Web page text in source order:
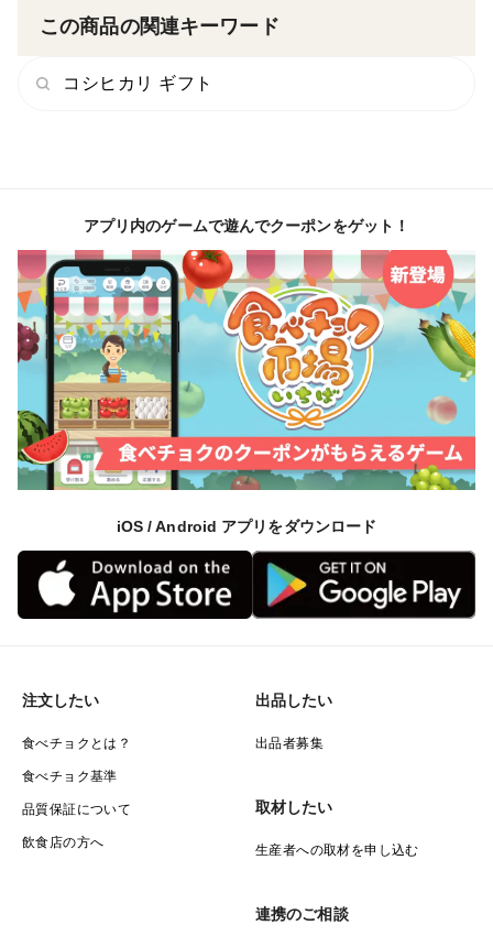
この商品の関連キーワード
コシヒカリ ギフト
アプリ内のゲームで遊んでクーポンをゲット！
iOS / Android アプリをダウンロード
注文したい
食べチョクとは？
食べチョク基準
品質保証について
飲食店の方へ
出品したい
出品者募集
取材したい
生産者への取材を申し込む
連携のご相談